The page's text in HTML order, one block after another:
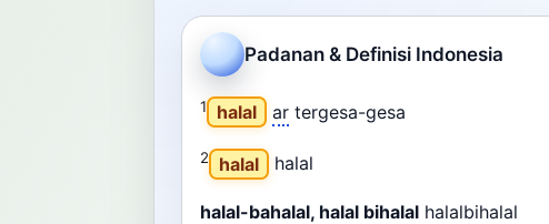
mengelola data Kamus Bahasa Jawa-
Padanan & Definisi Indonesia
1 halal ar tergesa-gesa
2 halal halal
halal-bahalal, halal bihalal halalbihalal